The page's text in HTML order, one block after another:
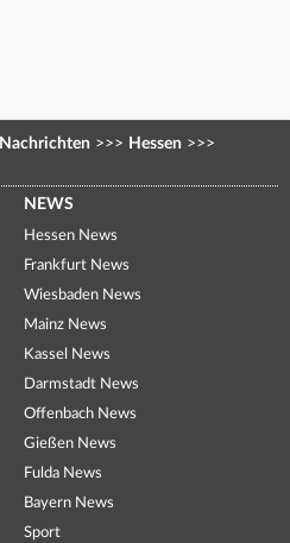
Nachrichten >>> Hessen >>>
NEWS
Hessen News
Frankfurt News
Wiesbaden News
Mainz News
Kassel News
Darmstadt News
Offenbach News
Gießen News
Fulda News
Bayern News
Sport